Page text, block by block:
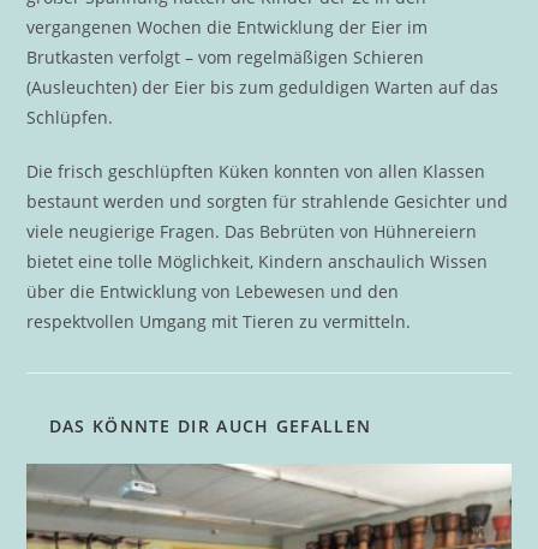
vergangenen Wochen die Entwicklung der Eier im
Brutkasten verfolgt – vom regelmäßigen Schieren
(Ausleuchten) der Eier bis zum geduldigen Warten auf das
Schlüpfen.
Die frisch geschlüpften Küken konnten von allen Klassen
bestaunt werden und sorgten für strahlende Gesichter und
viele neugierige Fragen. Das Bebrüten von Hühnereiern
bietet eine tolle Möglichkeit, Kindern anschaulich Wissen
über die Entwicklung von Lebewesen und den
respektvollen Umgang mit Tieren zu vermitteln.
DAS KÖNNTE DIR AUCH GEFALLEN